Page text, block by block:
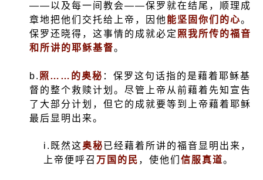
——以及每一间教会——保罗就在结尾，顺理成
章地把他们交托给上帝，因他能坚固你们的心。
保罗还晓得，这事情的成就必定 照我所传的福音
和所讲的耶稣基督。
b. 照……的奥秘 ：保罗这句话指的是藉着耶稣基
督的整个救赎计划。尽管上帝从前藉着先知宣告
了大部分计划，但它的成就要等到上帝藉着耶稣
最后显明出来。
i. 既然这奥秘已经藉着所讲的福音显明出来，
上帝便呼召 万国的民 ，使他们 信服真道。